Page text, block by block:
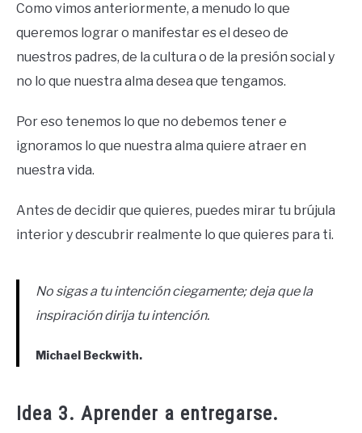
Como vimos anteriormente, a menudo lo que
queremos lograr o manifestar es el deseo de
nuestros padres, de la cultura o de la presión social y
no lo que nuestra alma desea que tengamos.
Por eso tenemos lo que no debemos tener e
ignoramos lo que nuestra alma quiere atraer en
nuestra vida.
Antes de decidir que quieres, puedes mirar tu brújula
interior y descubrir realmente lo que quieres para ti.
No sigas a tu intención ciegamente; deja que la
inspiración dirija tu intención.
Michael Beckwith.
Idea 3. Aprender a entregarse.